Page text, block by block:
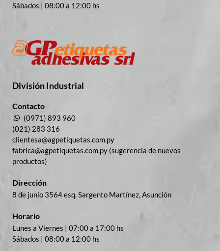
Sábados | 08:00 a 12:00 hs
División Industrial​
Contacto
(0971) 893 960
(021) 283 316
clientesa@agpetiquetas.com.py
fabrica@agpetiquetas.com.py (sugerencia de nuevos
productos)
Dirección
8 de junio 3564 esq. Sargento Martínez, Asunción
Horario
Lunes a Viernes | 07:00 a 17:00 hs
Sábados | 08:00 a 12:00 hs